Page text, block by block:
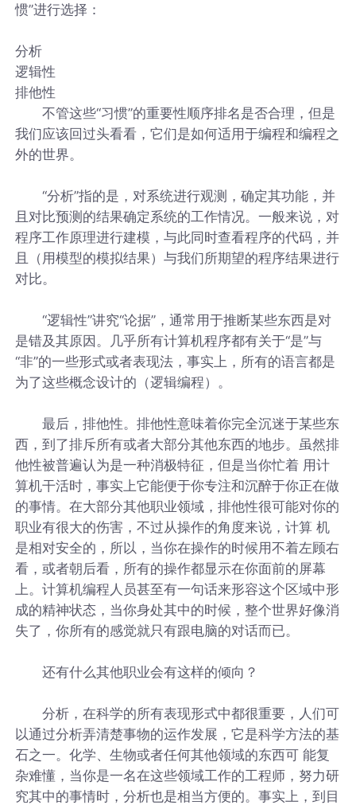
惯”进行选择：
分析
逻辑性
排他性
不管这些“习惯”的重要性顺序排名是否合理，但是
我们应该回过头看看，它们是如何适用于编程和编程之
外的世界。
“分析”指的是，对系统进行观测，确定其功能，并
且对比预测的结果确定系统的工作情况。一般来说，对
程序工作原理进行建模，与此同时查看程序的代码，并
且（用模型的模拟结果）与我们所期望的程序结果进行
对比。
“逻辑性”讲究“论据”，通常用于推断某些东西是对
是错及其原因。几乎所有计算机程序都有关于“是”与
“非”的一些形式或者表现法，事实上，所有的语言都是
为了这些概念设计的（逻辑编程）。
最后，排他性。排他性意味着你完全沉迷于某些东
西，到了排斥所有或者大部分其他东西的地步。虽然排
他性被普遍认为是一种消极特征，但是当你忙着 用计
算机干活时，事实上它能便于你专注和沉醉于你正在做
的事情。在大部分其他职业领域，排他性很可能对你的
职业有很大的伤害，不过从操作的角度来说，计算 机
是相对安全的，所以，当你在操作的时候用不着左顾右
看，或者朝后看，所有的操作都显示在你面前的屏幕
上。计算机编程人员甚至有一句话来形容这个区域中形
成的精神状态，当你身处其中的时候，整个世界好像消
失了，你所有的感觉就只有跟电脑的对话而已。
还有什么其他职业会有这样的倾向？
分析，在科学的所有表现形式中都很重要，人们可
以通过分析弄清楚事物的运作发展，它是科学方法的基
石之一。化学、生物或者任何其他领域的东西可 能复
杂难懂，当你是一名在这些领域工作的工程师，努力研
究其中的事情时，分析也是相当方便的。事实上，到目